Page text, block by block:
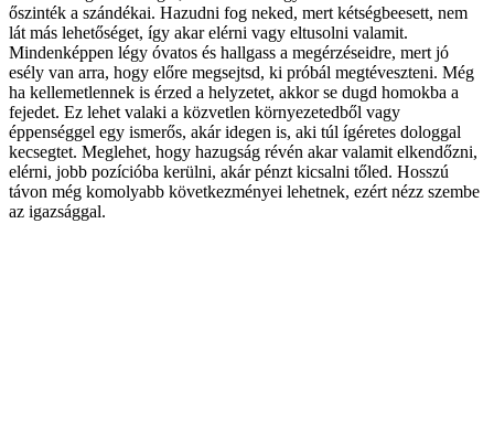
őszinték a szándékai. Hazudni fog neked, mert kétségbeesett, nem
lát más lehetőséget, így akar elérni vagy eltusolni valamit.
Mindenképpen légy óvatos és hallgass a megérzéseidre, mert jó
esély van arra, hogy előre megsejtsd, ki próbál megtéveszteni. Még
ha kellemetlennek is érzed a helyzetet, akkor se dugd homokba a
fejedet. Ez lehet valaki a közvetlen környezetedből vagy
éppenséggel egy ismerős, akár idegen is, aki túl ígéretes dologgal
kecsegtet. Meglehet, hogy hazugság révén akar valamit elkendőzni,
elérni, jobb pozícióba kerülni, akár pénzt kicsalni tőled. Hosszú
távon még komolyabb következményei lehetnek, ezért nézz szembe
az igazsággal.